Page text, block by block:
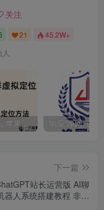
关注
21 45.2W+
iOS虚拟定位，苹果手机如何进行虚拟定位？附四种方法教程
下一篇
站长运营版 AI聊
器人系统搭建教程 非泛